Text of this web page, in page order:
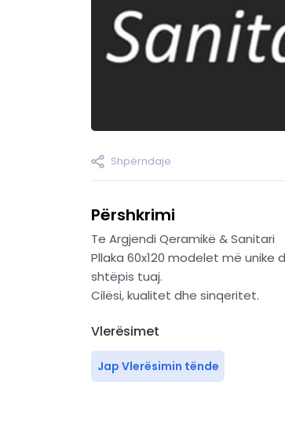
Shpërndaje
Përshkrimi
Te Argjendi Qeramikë & Sanitari
Pllaka 60x120 modelet më
shtëpis tuaj.
Cilësi, kualitet dhe sinqeritet.
Vlerësimet
Jap Vlerësimin tënde